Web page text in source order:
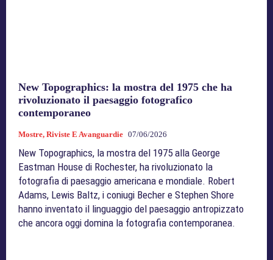
New Topographics: la mostra del 1975 che ha
rivoluzionato il paesaggio fotografico
contemporaneo
Mostre, Riviste E Avanguardie 07/06/2026
New Topographics, la mostra del 1975 alla George
Eastman House di Rochester, ha rivoluzionato la
fotografia di paesaggio americana e mondiale. Robert
Adams, Lewis Baltz, i coniugi Becher e Stephen Shore
hanno inventato il linguaggio del paesaggio antropizzato
che ancora oggi domina la fotografia contemporanea.